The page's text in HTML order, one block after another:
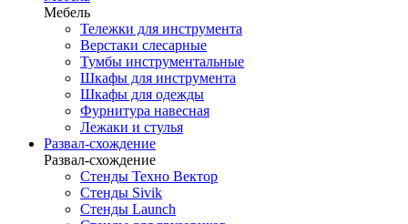
Мебель
Тележки для инструмента
Верстаки слесарные
Тумбы инструментальные
Шкафы для инструмента
Шкафы для одежды
Фурнитура навесная
Лежаки и стулья
Развал-схождение
Развал-схождение
Стенды Техно Вектор
Стенды Sivik
Стенды Launch